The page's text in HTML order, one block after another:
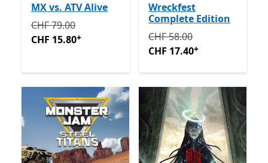
MX vs. ATV Alive
Initialement CHF 79.00 maintenant CHF 15.80
CHF 79.00
CHF 15.80+
Wreckfest
Complete Edition
Initialement CHF 58.00
CHF 58.00
CHF 17.40+